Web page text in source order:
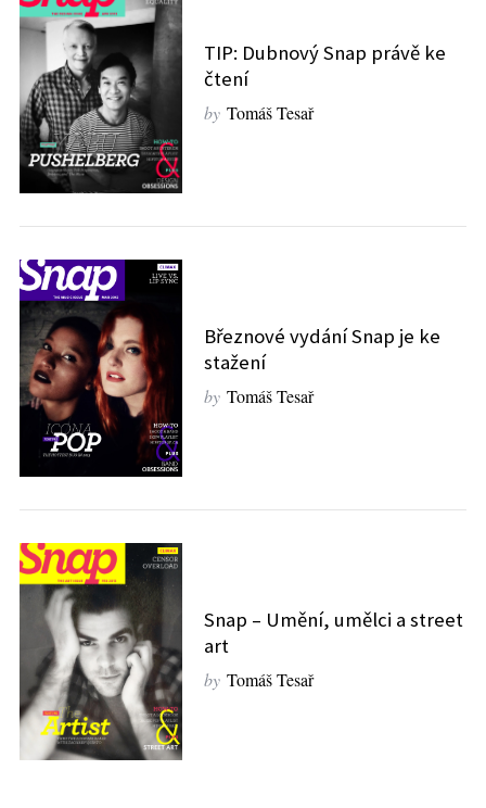
TIP: Dubnový Snap právě ke
čtení
by Tomáš Tesař
Březnové vydání Snap je ke
stažení
by Tomáš Tesař
Snap – Umění, umělci a street
art
by Tomáš Tesař
S
e
a
r
c
h
f
r